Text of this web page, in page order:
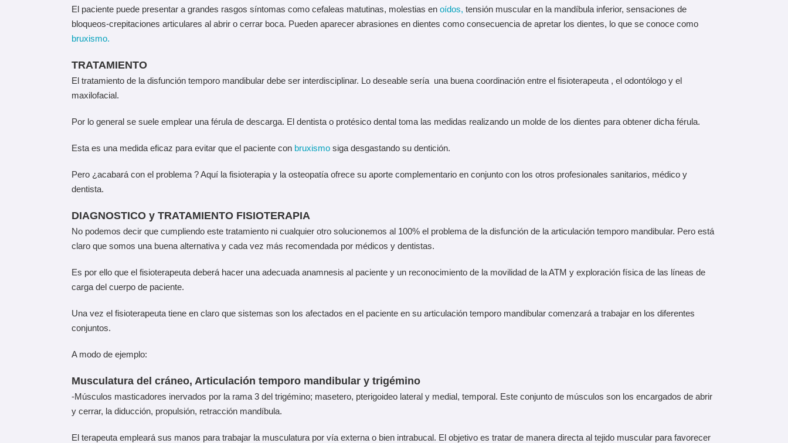
El paciente puede presentar a grandes rasgos síntomas como cefaleas matutinas, molestias en oídos, tensión muscular en la mandíbula inferior, sensaciones de
bloqueos-crepitaciones articulares al abrir o cerrar boca. Pueden aparecer abrasiones en dientes como consecuencia de apretar los dientes, lo que se conoce como
bruxismo.
TRATAMIENTO
El tratamiento de la disfunción temporo mandibular debe ser interdisciplinar. Lo deseable sería una buena coordinación entre el fisioterapeuta , el odontólogo y el
maxilofacial.
Por lo general se suele emplear una férula de descarga. El dentista o protésico dental toma las medidas realizando un molde de los dientes para obtener dicha férula.
Esta es una medida eficaz para evitar que el paciente con bruxismo siga desgastando su dentición.
Pero ¿acabará con el problema ? Aquí la fisioterapia y la osteopatía ofrece su aporte complementario en conjunto con los otros profesionales sanitarios, médico y
dentista.
DIAGNOSTICO y TRATAMIENTO FISIOTERAPIA
No podemos decir que cumpliendo este tratamiento ni cualquier otro solucionemos al 100% el problema de la disfunción de la articulación temporo mandibular. Pero está
claro que somos una buena alternativa y cada vez más recomendada por médicos y dentistas.
Es por ello que el fisioterapeuta deberá hacer una adecuada anamnesis al paciente y un reconocimiento de la movilidad de la ATM y exploración física de las líneas de
carga del cuerpo de paciente.
Una vez el fisioterapeuta tiene en claro que sistemas son los afectados en el paciente en su articulación temporo mandibular comenzará a trabajar en los diferentes
conjuntos.
A modo de ejemplo:
Musculatura del cráneo, Articulación temporo mandibular y trigémino
-Músculos masticadores inervados por la rama 3 del trigémino; masetero, pterigoideo lateral y medial, temporal. Este conjunto de músculos son los encargados de abrir
y cerrar, la diducción, propulsión, retracción mandíbula.
El terapeuta empleará sus manos para trabajar la musculatura por vía externa o bien intrabucal. El objetivo es tratar de manera directa al tejido muscular para favorecer